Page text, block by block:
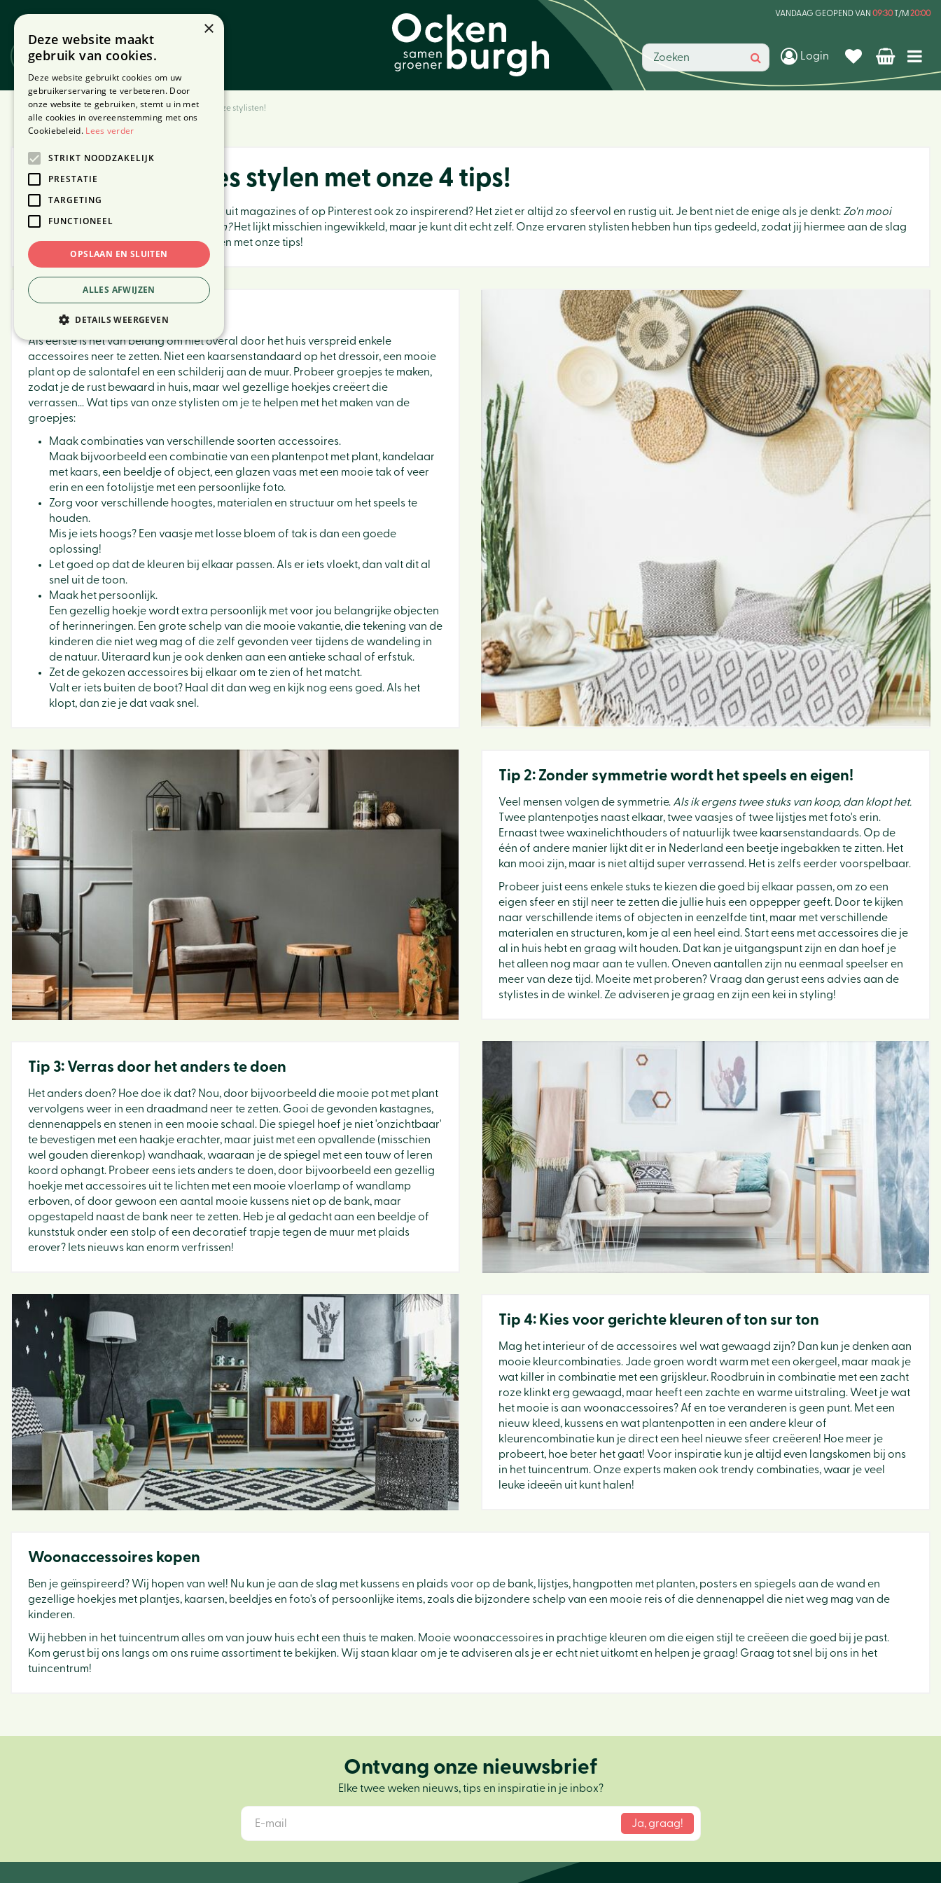
naar
content
Home woonaccessoires stylen met de 4 tips van onze stylisten!
VANDAAG GEOPEND VAN 09:30T/M 20:00
Website Webshop Login
Dier
Sfeer
BBQ
Hoe
Woonaccessoires stylen met onze 4 tips!
Vind je die prachtig gestylde interieurs uit magazines of op Pinterest ook zo inspirerend? Het ziet er altijd zo sfeervol en rustig uit. Je bent niet de enige als je denkt: Zo'n mooi
ingericht huis? Ja graag! Maar hoe dan?Het lijkt misschien ingewikkeld, maar je kunt dit echt zelf. Onze ervaren stylisten hebben hun tips gedeeld, zodat jij hiermee aan de slag
kunt!Woonaccessoireskun je zelf stylen met onze tips!
Tip 1: Groepjes maken
Als eerste is het van belang om niet overal door het huis verspreid enkele
accessoires neer te zetten. Niet een kaarsenstandaard op het dressoir, een mooie
plant op de salontafel en een schilderij aan de muur. Probeer groepjes te maken,
zodat je de rust bewaard in huis, maar wel gezellige hoekjes creëert die
verrassen... Wat tips van onze stylisten om je te helpen met het maken van de
groepjes:
Maak combinaties van verschillende soorten accessoires.
Maak bijvoorbeeld een combinatie van een plantenpot met plant, kandelaar
met kaars, een beeldje of object, een glazen vaas met een mooie tak of veer
erin en een fotolijstje met een persoonlijke foto.
Zorg voor verschillende hoogtes, materialen en structuur om het speels te
houden.
Mis je iets hoogs? Een vaasje met losse bloem of tak is dan een goede
oplossing!
Let goed op dat de kleuren bij elkaar passen. Als er iets vloekt, dan valt dit al
snel uit de toon.
Maak het persoonlijk.
Een gezellig hoekje wordt extra persoonlijk met voor jou belangrijke objecten
of herinneringen. Een grote schelp van die mooie vakantie, die tekening van de
kinderen die niet weg mag of die zelf gevonden veer tijdens de wandeling in
de natuur. Uiteraard kun je ook denken aan een antieke schaal of erfstuk.
Zet de gekozen accessoires bij elkaar om te zien of het matcht.
Valt er iets buiten de boot? Haal dit dan weg en kijk nog eens goed. Als het
klopt, dan zie je dat vaak snel.
Tip 2: Zonder symmetrie wordt het speels en eigen!
Veel mensen volgen de symmetrie. Als ik ergens twee stuks van koop, dan klopt het.
Twee plantenpotjes naast elkaar, twee vaasjes of twee lijstjes met foto's erin.
Ernaast twee waxinelichthouders of natuurlijk twee kaarsenstandaards. Op de
één of andere manier lijkt dit er in Nederland een beetje ingebakken te zitten. Het
kan mooi zijn, maar is niet altijd super verrassend. Het is zelfs eerder voorspelbaar.
Probeer juist eens enkele stuks te kiezen die goed bij elkaar passen, om zo een
eigen sfeer en stijl neer te zetten die jullie huis een oppepper geeft. Door te kijken
naar verschillende items of objecten in eenzelfde tint, maar met verschillende
materialen en structuren, kom je al een heel eind. Start eens met accessoires die je
al in huis hebt en graag wilt houden. Dat kan je uitgangspunt zijn en dan hoef je
het alleen nog maar aan te vullen. Oneven aantallen zijn nu eenmaal speelser en
meer van deze tijd. Moeite met proberen? Vraag dan gerust eens advies aan de
stylistes in de winkel. Ze adviseren je graag en zijn een kei in styling!
Tip 3: Verras door het anders te doen
Het anders doen? Hoe doe ik dat? Nou, door bijvoorbeeld die mooie pot met plant
vervolgens weer in een draadmand neer te zetten. Gooi de gevonden kastagnes,
dennenappels en stenen in een mooie schaal. Die spiegel hoef je niet 'onzichtbaar'
te bevestigen met een haakje erachter, maar juist met een opvallende (misschien
wel gouden dierenkop) wandhaak, waaraan je de spiegel met een touw of leren
koord ophangt. Probeer eens iets anders te doen, door bijvoorbeeld een gezellig
hoekje met accessoires uit te lichten met een mooie vloerlamp of wandlamp
erboven, of door gewoon een aantal mooie kussens niet op de bank, maar
opgestapeld naast de bank neer te zetten. Heb je al gedacht aan een beeldje of
kunststuk onder een stolp of een decoratief trapje tegen de muur met plaids
erover? Iets nieuws kan enorm verfrissen!
Tip 4: Kies voor gerichte kleuren of ton sur ton
Mag het interieur of de accessoires wel wat gewaagd zijn? Dan kun je denken aan
mooie kleurcombinaties. Jade groen wordt warm met een okergeel, maar maak je
wat killer in combinatie met een grijskleur. Roodbruin in combinatie met een zacht
roze klinkt erg gewaagd, maar heeft een zachte en warme uitstraling. Weet je wat
het mooie is aan woonaccessoires? Af en toe veranderen is geen punt. Met een
nieuw kleed, kussens en wat plantenpotten in een andere kleur of
kleurencombinatie kun je direct een heel nieuwe sfeer creëeren! Hoe meer je
probeert, hoe beter het gaat! Voor inspiratie kun je altijd even langskomen bij ons
in het tuincentrum. Onze experts maken ook trendy combinaties, waar je veel
leuke ideeën uit kunt halen!
Woonaccessoires kopen
Ben je geïnspireerd? Wij hopen van wel! Nu kun je aan de slag met kussens en plaids voor op de bank, lijstjes, hangpotten met planten, posters en spiegels aan de wand en
gezellige hoekjes met plantjes, kaarsen, beeldjes en foto's of persoonlijke items, zoals die bijzondere schelp van een mooie reis of die dennenappel die niet weg mag van de
kinderen.
Wij hebben in het tuincentrum alles om van jouw huis echt een thuis te maken. Mooie woonaccessoires in prachtige kleuren om die eigen stijl te creëeen die goed bij je past.
Kom gerust bij ons langs om ons ruime assortiment te bekijken. Wij staan klaar om je te adviseren als je er echt niet uitkomt en helpen je graag! Graag tot snel bij ons in het
tuincentrum!
Ontvang onze nieuwsbrief
Elke twee weken nieuws, tips en inspiratie in je inbox?
×
Deze website maakt
gebruik van cookies.
Deze website gebruikt cookies om uw
gebruikerservaring te verbeteren. Door
onze website te gebruiken, stemt u in met
alle cookies in overeenstemming met ons
Cookiebeleid. Lees verder
STRIKT NOODZAKELIJK
PRESTATIE
TARGETING
FUNCTIONEEL
OPSLAAN EN SLUITEN
ALLES AFWIJZEN
DETAILS WEERGEVEN